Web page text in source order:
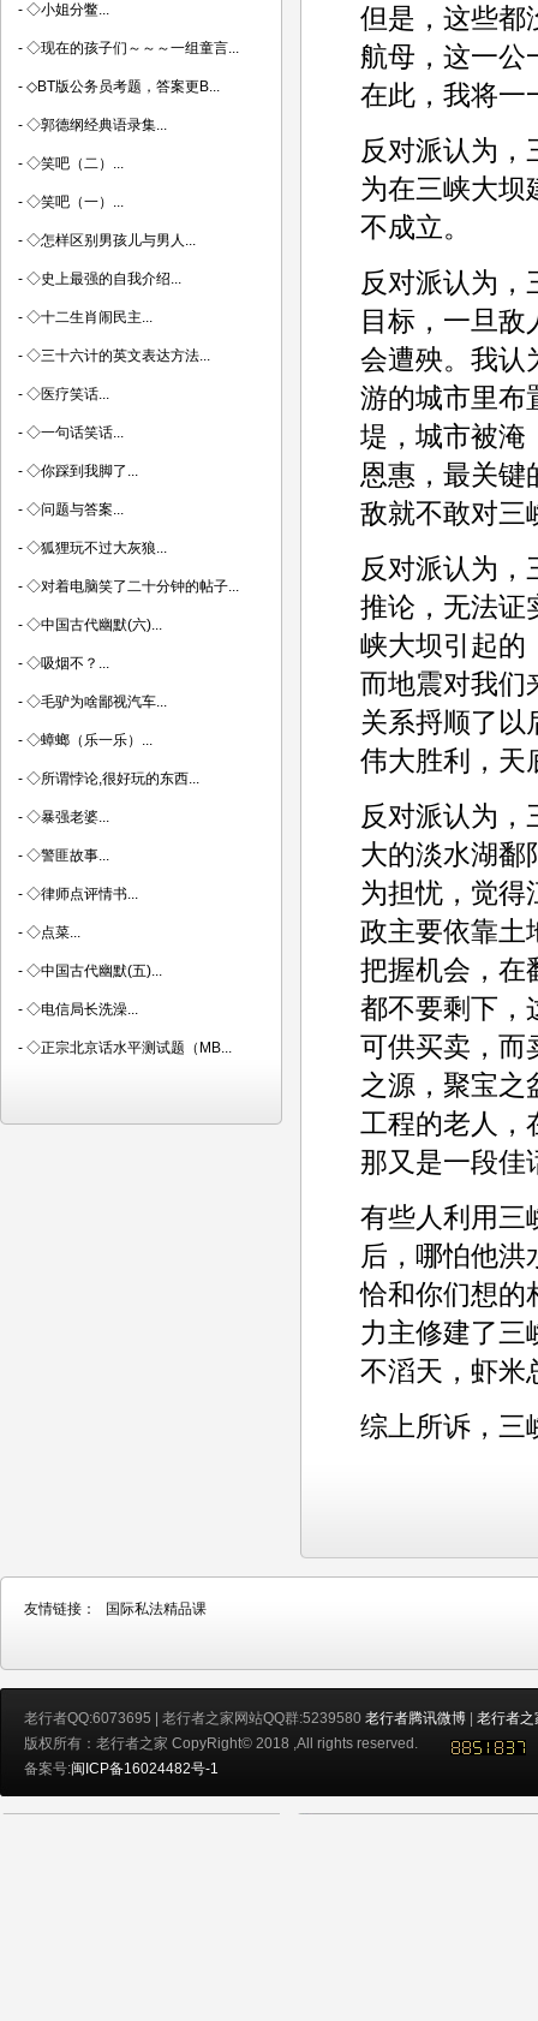
但是，这些都
航母，这一公
在此，我将一
反对派认为，
为在三峡大坝
不成立。
反对派认为，
目标，一旦敌
会遭殃。我认
游的城市里布
堤，城市被淹
恩惠，最关键
敌就不敢对三
反对派认为，
推论，无法证
峡大坝引起的
而地震对我们
关系捋顺了以
伟大胜利，天
反对派认为，
大的淡水湖鄱
为担忧，觉得
政主要依靠土
把握机会，在
都不要剩下，
可供买卖，而
之源，聚宝之
工程的老人，
那又是一段佳
有些人利用三
后，哪怕他洪
恰和你们想的
力主修建了三
不滔天，虾米
综上所诉，三
- ◇小姐分鳖...
- ◇现在的孩子们～～～一组童言...
- ◇BT版公务员考题，答案更B...
- ◇郭德纲经典语录集...
- ◇笑吧（二）...
- ◇笑吧（一）...
- ◇怎样区别男孩儿与男人...
- ◇史上最强的自我介绍...
- ◇十二生肖闹民主...
- ◇三十六计的英文表达方法...
- ◇医疗笑话...
- ◇一句话笑话...
- ◇你踩到我脚了...
- ◇问题与答案...
- ◇狐狸玩不过大灰狼...
- ◇对着电脑笑了二十分钟的帖子...
- ◇中国古代幽默(六)...
- ◇吸烟不？...
- ◇毛驴为啥鄙视汽车...
- ◇蟑螂（乐一乐）...
- ◇所谓悖论,很好玩的东西...
- ◇暴强老婆...
- ◇警匪故事...
- ◇律师点评情书...
- ◇点菜...
- ◇中国古代幽默(五)...
- ◇电信局长洗澡...
- ◇正宗北京话水平测试题（MB...
友情链接： 国际私法精品课
老行者QQ:6073695 | 老行者之家网站QQ群:5239580 老行者腾讯微博 | 老行者之
版权所有：老行者之家 CopyRight© 2018 ,All rights reserved.
备案号:闽ICP备16024482号-1